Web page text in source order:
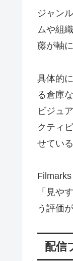
ジャン
ムや組
藤が軸
具体的
る倉庫
ビジュ
クティ
せてい
「見や
う評価
配信